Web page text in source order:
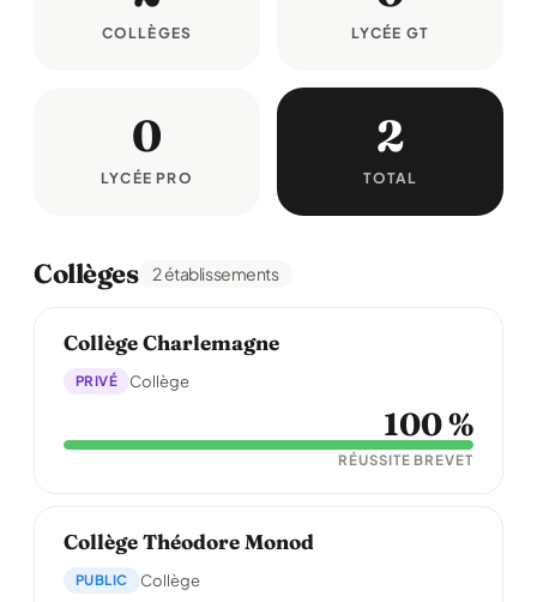
COLLÈGES LYCÉE GT
0
LYCÉE PRO
2
TOTAL
Collèges 2 établissements
Collège Charlemagne
PRIVÉ Collège
100 %
RÉUSSITE BREVET
Collège Théodore Monod
PUBLIC Collège